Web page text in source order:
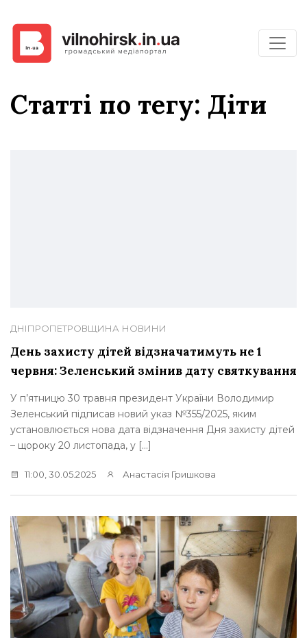
Статті по тегу: Діти
ДНІПРОПЕТРОВЩИНА НОВИНИ
День захисту дітей відзначатимуть не 1
червня: Зеленський змінив дату святкування
У п’ятницю 30 травня президент України Володимир
Зеленський підписав новий указ №355/2025, яким
установлюється нова дата відзначення Дня захисту дітей
– щороку 20 листопада, у […]
11:00, 30.05.2025 Анастасія Гришкова